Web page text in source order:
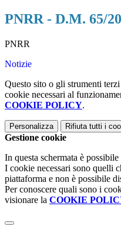
PNRR - D.M. 65/
PNRR
Notizie
Questo sito o gli strumenti
cookie necessari al
COOKIE POLICY.
Personalizza Rifiuta tutti i
Gestione cookie
In questa schermata è
I cookie necessari sono quelli
piattaforma e non è possibile
Per conoscere quali sono i
visionare la COOKIE